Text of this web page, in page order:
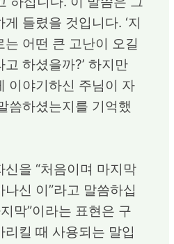
들렸을 것입니다. ‘지
어떤 큰 고난이 오길
하셨을까?’ 하지만
이야기하신 주님이 자
씀하셨는지를 기억했
을 “처음이며 마지막
신 이”라고 말씀하십
막”이라는 표현은 구
킬 때 사용되는 말입